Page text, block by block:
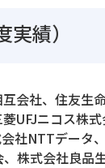
績）
会社、住友
UFJニコス株
社NTTデー
、株式会社